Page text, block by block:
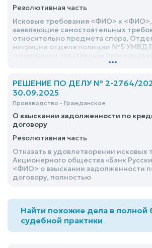
Резолютивная часть
Исковые требования <ФИО> к <ФИО>,
заявляющие самостоятельных
относительно предмета спора,
миграции отдела полиции №5 УМВД
помещением, снятии с
...
РЕШЕНИЕ ПО ДЕЛУ № 2-2764/
30.09.2025
Производство - Гражданское
О взыскании задолженности по
договору
Резолютивная часть
Отказать в удовлетворении исковых
Акционерного общества «Банк
<ФИО> о взыскании задолженности
договору, полностью
Найти похожие дела в полной
судебной практики